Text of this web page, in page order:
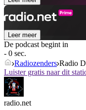
Leer meer
De podcast begint in
- 0 sec.
Radiozenders Radio
Luister gratis naar dit
radio.net